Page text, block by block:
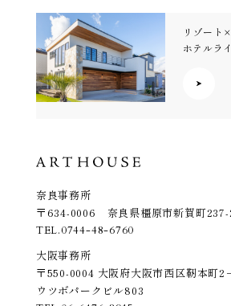
リゾート×
ホテルラ
奈良事務所
〒634-0006 奈良県橿原市新賀町237-
TEL.0744-48-6760
大阪事務所
〒550-0004 大阪府大阪市西区靭本町2
ウツボパークビル803